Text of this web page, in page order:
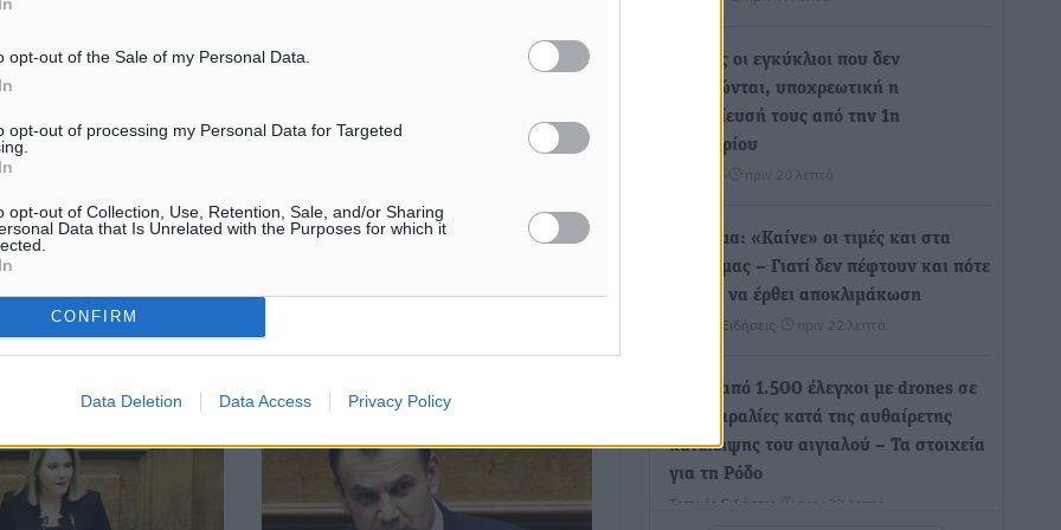
opt-out of the Sale of my Personal Data.
opt-out of processing my Personal Data for Targeted
opt-out of Collection, Use, Retention, Sale, and/or Sharing
Data that Is Unrelated with the Purposes for which it
CONFIRM
Data Deletion Data Access Privacy Policy
ανεμβολίαστων
τομέα; – Ο Χατζηδάκης
προκύψει με τους
εργαζόμενους στον
Άλλες πληροφορίες
επιβάλλονται πρόστιμα
Τι θα ισχύσει
Αποτελέσματα Αρχαιρεσιών Σωματείου
Μετά την αποπεράτωση της
διαδικασίας των Αρχαιρεσιών του
Ρόδου ανακοινώνουμε ότι για την
εκλογή του νέου Διοικητικού
Άκυρες οι εγκύκλιοι που δεν
αναρτώνται, υποχρεωτική η
δημοσίευσή τους από την 1η
Οκτωβρίου
πριν 20 λεπτά
Καύσιμα: «Καίνε» οι τιμές και στα
νησιά μας – Γιατί δεν πέφτουν και πότε
μπορεί να έρθει αποκλιμάκωση
Τοπικές Ειδήσεις πριν 22 λεπτά
Πάνω από 1.500 έλεγχοι με drones σε
300 παραλίες κατά της αυθαίρετης
κατάληψης του αιγιαλού – Τα στοιχεία
για τη Ρόδο
Τοπικές Ειδήσεις πριν 23 λεπτά